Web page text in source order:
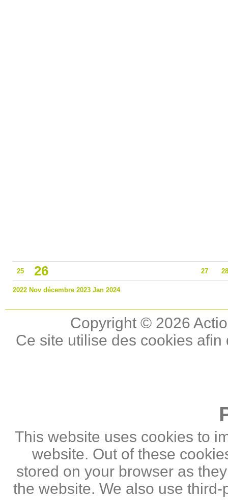
25 26 27 28
2022 Nov décembre 2023 Jan 2024
Copyright © 2026
Ce site utilise des cookies
This website uses cookies to
website. Out of these
stored on your browser as
the website. We also use